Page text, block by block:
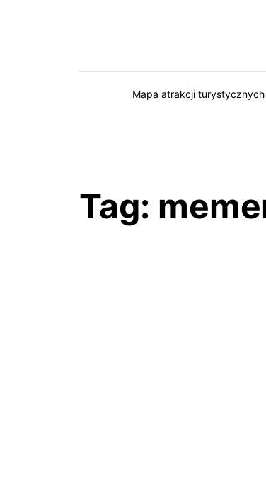
Mapa atrakcji turystycznych
Tag: